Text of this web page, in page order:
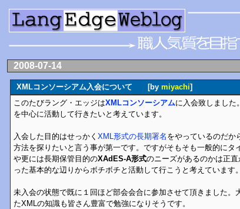
2008-07-14
XMLコンソーシアム入会について [by miyachi]
このたびラング・エッジはXMLコンソーシアムに入会致しました
を中心に活動して行きたいと考えています。
入会した目的はせっかく XML形式の長期署名 をやっているのだか
方法を探りたいと言う事が第一です。ですがそもそも一般的にタ
や更には長期保管目的のXAdES-A形式のニーズがあるのかは正
った基本的な辺りからボチボチと活動して行こうと考えています。
未入会の状態で既に１回ほど部会会合に参加させて頂きました。
たXMLの知識も皆さん豊富で勉強になりそうです。